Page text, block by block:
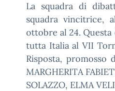
La squadra di
squadra vincitrice,
ottobre al 24.
tutta Italia al VII
Risposta, promosso
MARGHERITA
SOLAZZO, ELMA